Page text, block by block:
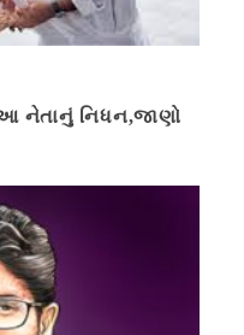
નેતાનું નિધન,જાણો